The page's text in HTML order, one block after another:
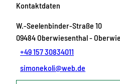
Kontaktdaten
W.-Seelenbinder-Straße 10
09484Oberwiesenthal-
+49 157 30834011
simonekoli@web.de